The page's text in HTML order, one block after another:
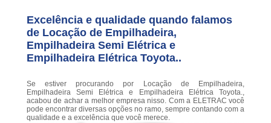
Excelência e qualidade quando falamos
de Locação de Empilhadeira,
Empilhadeira Semi Elétrica e
Empilhadeira Elétrica Toyota..
Se estiver procurando por Locação de Empilhadeira,
Empilhadeira Semi Elétrica e Empilhadeira Elétrica Toyota.,
acabou de achar a melhor empresa nisso. Com a ELETRAC você
pode encontrar diversas opções no ramo, sempre contando com a
qualidade e a excelência que você merece.